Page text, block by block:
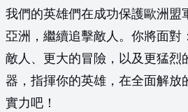
我們的英雄們在成功保護歐洲盟
亞洲，繼續追擊敵人。你將面對
敵人、更大的冒險，以及更猛烈
器，指揮你的英雄，在全面解放
實力吧！